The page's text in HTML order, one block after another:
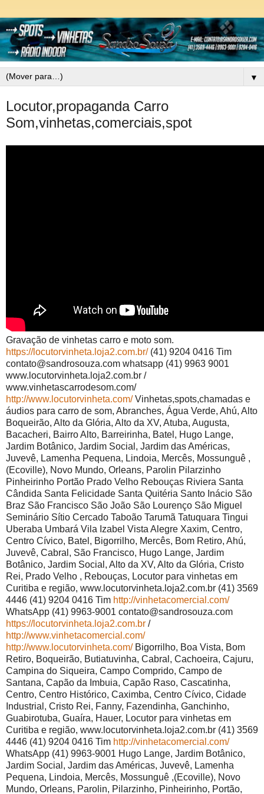
▼
Locutor,propaganda Carro
Som,vinhetas,comerciais,spot
Gravação de vinhetas carro e moto som.
https://locutorvinheta.loja2.com.br/(41) 9204 0416 Tim
contato@sandrosouza.com whatsapp (41) 9963 9001
www.locutorvinheta.loja2.com.br /
www.vinhetascarrodesom.com/
http://www.locutorvinheta.com/Vinhetas,spots,chamadas e
áudios para carro de som, Abranches, Água Verde, Ahú, Alto
Boqueirão, Alto da Glória, Alto da XV, Atuba, Augusta,
Bacacheri, Bairro Alto, Barreirinha, Batel, Hugo Lange,
Jardim Botânico, Jardim Social, Jardim das Américas,
Juvevê, Lamenha Pequena, Lindoia, Mercês, Mossunguê ,
(Ecoville), Novo Mundo, Orleans, Parolin Pilarzinho
Pinheirinho Portão Prado Velho Rebouças Riviera Santa
Cândida Santa Felicidade Santa Quitéria Santo Inácio São
Braz São Francisco São João São Lourenço São Miguel
Seminário Sítio Cercado Taboão Tarumã Tatuquara Tingui
Uberaba Umbará Vila Izabel Vista Alegre Xaxim, Centro,
Centro Cívico, Batel, Bigorrilho, Mercês, Bom Retiro, Ahú,
Juvevê, Cabral, São Francisco, Hugo Lange, Jardim
Botânico, Jardim Social, Alto da XV, Alto da Glória, Cristo
Rei, Prado Velho , Rebouças, Locutor para vinhetas em
Curitiba e região, www.locutorvinheta.loja2.com.br (41) 3569
4446 (41) 9204 0416 Tim http://vinhetacomercial.com/
WhatsApp (41) 9963-9001 contato@sandrosouza.com
https://locutorvinheta.loja2.com.br /
http://www.vinhetacomercial.com/
http://www.locutorvinheta.com/Bigorrilho, Boa Vista, Bom
Retiro, Boqueirão, Butiatuvinha, Cabral, Cachoeira, Cajuru,
Campina do Siqueira, Campo Comprido, Campo de
Santana, Capão da Imbuia, Capão Raso, Cascatinha,
Centro, Centro Histórico, Caximba, Centro Cívico, Cidade
Industrial, Cristo Rei, Fanny, Fazendinha, Ganchinho,
Guabirotuba, Guaíra, Hauer, Locutor para vinhetas em
Curitiba e região, www.locutorvinheta.loja2.com.br (41) 3569
4446 (41) 9204 0416 Tim http://vinhetacomercial.com/
WhatsApp (41) 9963-9001 Hugo Lange, Jardim Botânico,
Jardim Social, Jardim das Américas, Juvevê, Lamenha
Pequena, Lindoia, Mercês, Mossunguê ,(Ecoville), Novo
Mundo, Orleans, Parolin, Pilarzinho, Pinheirinho, Portão,